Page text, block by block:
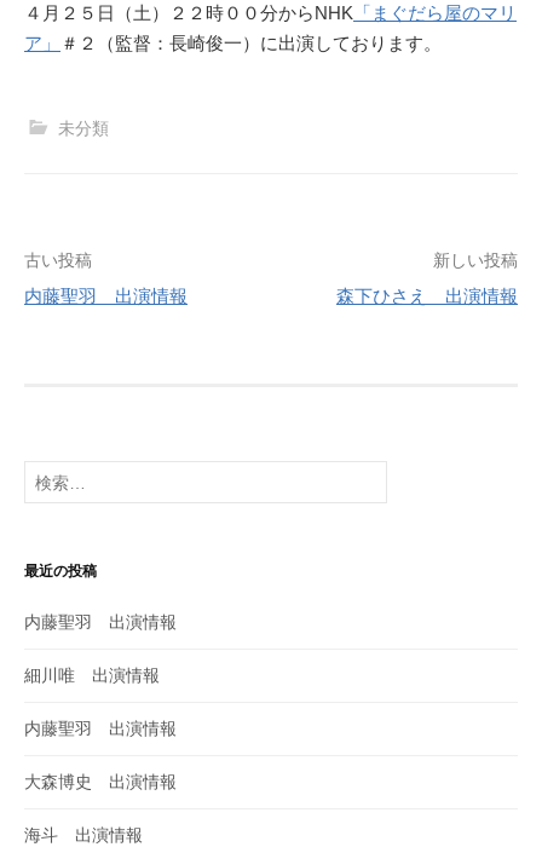
４月２５日（土）２２時００分からNHK 「まぐだら屋のマリ
ア」
＃２（監督：長崎俊一）に出演しております。
未分類
ビ
ゲ
ョ
ン
古い投稿
内藤聖羽 出演情報
新しい投稿
森下ひさえ 出演情報
検
索
最近の投稿
内藤聖羽 出演情報
細川唯 出演情報
内藤聖羽 出演情報
大森博史 出演情報
海斗 出演情報